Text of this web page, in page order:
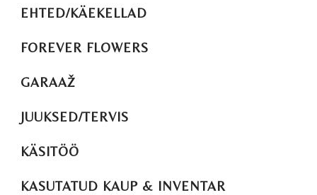
EHTED/KÄEKELLAD
FOREVER FLOWERS
GARAAŽ
JUUKSED/TERVIS
KÄSITÖÖ
KASUTATUD KAUP & INVENTAR